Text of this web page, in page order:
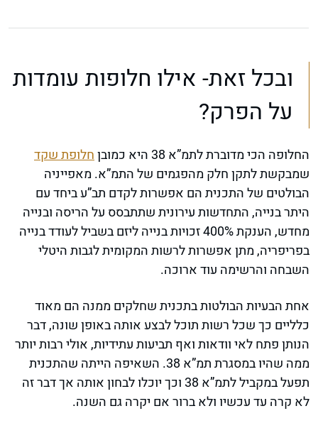
ובכל זאת- אילו חלופות עומדות
על הפרק?
החלופה הכי מדוברת לתמ”א 38 היא כמובן
חלופת שקד
שמבקשת לתקן חלק מהפגמים של התמ”א. מאפייניה
הבולטים של התכנית הם אפשרות לקדם תב”ע ביחד עם
היתר בנייה, התחדשות עירונית שתתבסס על הריסה ובנייה
מחדש, הענקת 400% זכויות בנייה ליזם בשביל לעודד בנייה
בפריפריה, מתן אפשרות לרשות המקומית לגבות היטלי
השבחה והרשימה עוד ארוכה.
אחת הבעיות הבולטות בתכנית שחלקים ממנה הם מאוד
כלליים כך שכל רשות תוכל לבצע אותה באופן שונה, דבר
הנותן פתח לאי וודאות ואף תביעות עתידיות, אולי רבות יותר
ממה שהיו במסגרת תמ”א 38. השאיפה הייתה שהתכנית
תפעל במקביל לתמ”א 38 וכך יוכלו לבחון אותה אך דבר זה
לא קרה עד עכשיו ולא ברור אם יקרה גם השנה.